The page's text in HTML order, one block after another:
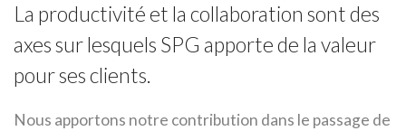
La productivité et la collaboration sont des
axes sur lesquels SPG apporte de la valeur
pour ses clients.
Nous apportons notre contribution dans le passage de